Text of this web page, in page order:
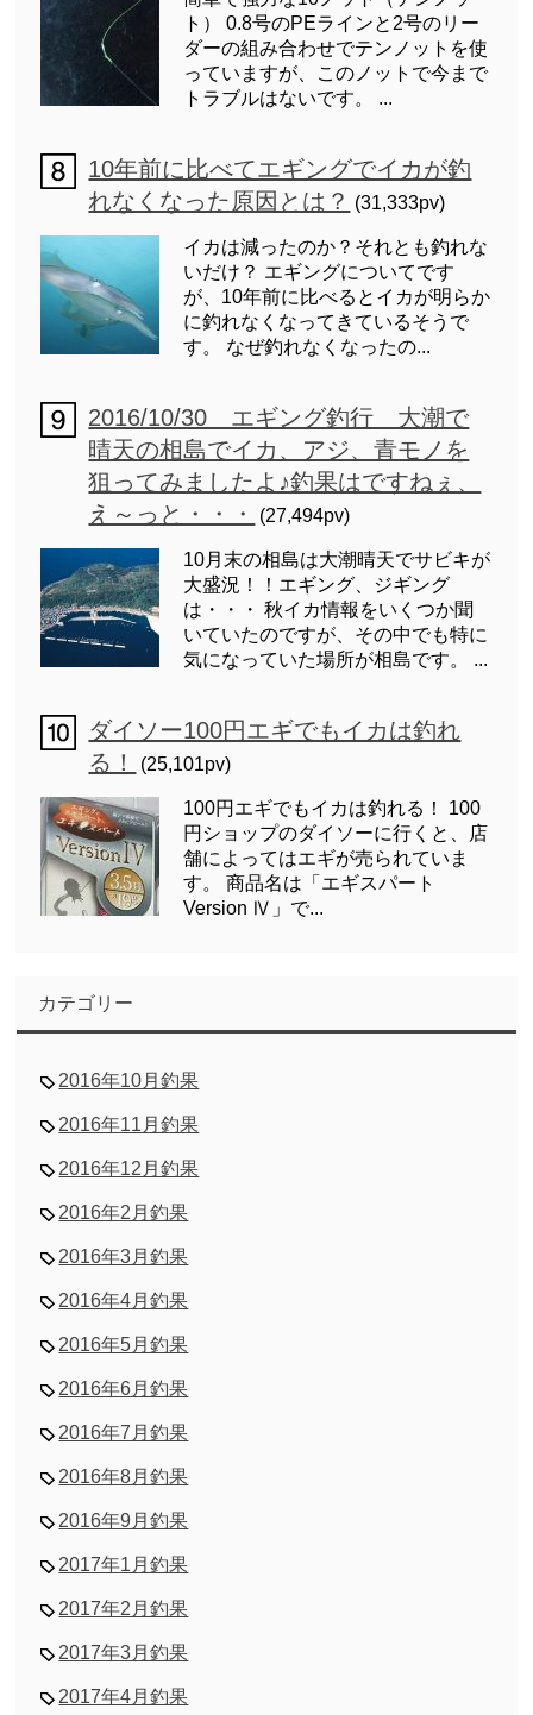
ト） 0.8号のPEラインと2号のリー
ダーの組み合わせでテンノットを使
っていますが、このノットで今まで
トラブルはないです。 ...
10年前に比べてエギングでイカが釣
れなくなった原因とは？ (31,333pv)
イカは減ったのか？それとも釣れな
いだけ？ エギングについてです
が、10年前に比べるとイカが明らか
に釣れなくなってきているそうで
す。 なぜ釣れなくなったの...
2016/10/30 エギング釣行 大潮で
晴天の相島でイカ、アジ、青モノを
狙ってみましたよ♪釣果はですねぇ、
え～っと・・・
(27,494pv)
10月末の相島は大潮晴天でサビキが
大盛況！！エギング、ジギング
は・・・ 秋イカ情報をいくつか聞
いていたのですが、その中でも特に
気になっていた場所が相島です。 ...
ダイソー100円エギでもイカは釣れ
る！
(25,101pv)
100円エギでもイカは釣れる！ 100
円ショップのダイソーに行くと、店
舗によってはエギが売られていま
す。 商品名は「エギスパート
Version Ⅳ」で...
カテゴリー
2016年10月釣果
2016年11月釣果
2016年12月釣果
2016年2月釣果
2016年3月釣果
2016年4月釣果
2016年5月釣果
2016年6月釣果
2016年7月釣果
2016年8月釣果
2016年9月釣果
2017年1月釣果
2017年2月釣果
2017年3月釣果
2017年4月釣果